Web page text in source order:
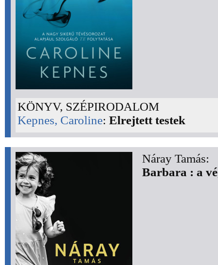
KÖNYV, SZÉPIRODALOM
Kepnes, Caroline: Elrejtett testek
Náray Tamás:
Barbara : a